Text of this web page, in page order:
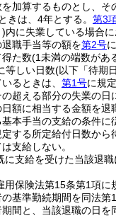
加算するものとし、そ
きは、4年とする。 第3
)内に失業している場合に
職手当等の額を第2号
た数(1未満の端数があ
等しい日数(以下「待期
るときは、 第1号に規
超える部分の失業の日
額に相当する金額を退
本手当の支給の条件に
定する所定給付日数から
支給しない。
に支給を受けた当該退
用保険法第15条第1項に
基準勤続期間を同法第
間と、当該退職の日を